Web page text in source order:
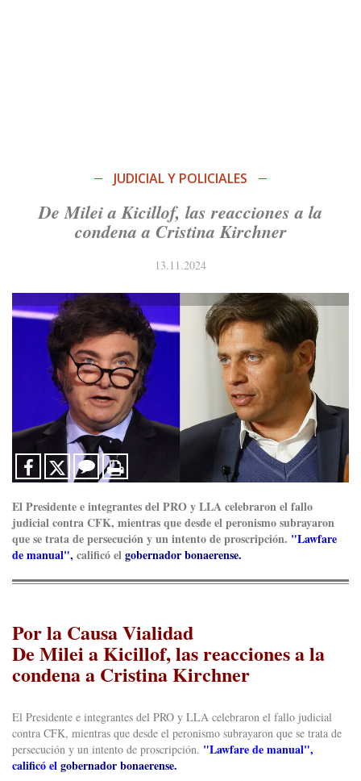
JUDICIAL Y POLICIALES
De Milei a Kicillof, las reacciones a la
condena a Cristina Kirchner
13.11.2024
El Presidente e integrantes del PRO y LLA celebraron el fallo
judicial contra CFK, mientras que desde el peronismo subrayaron
que se trata de persecución y un intento de proscripción. "Lawfare
de manual", calificó elgobernador bonaerense.
Por la Causa Vialidad
De Milei a Kicillof, las reacciones a la
condena a Cristina Kirchner
El Presidente e integrantes del PRO y LLA celebraron el fallo judicial
contra CFK, mientras que desde el peronismo subrayaron que se trata de
persecución y un intento de proscripción. "Lawfare de manual",
calificó elgobernador bonaerense.